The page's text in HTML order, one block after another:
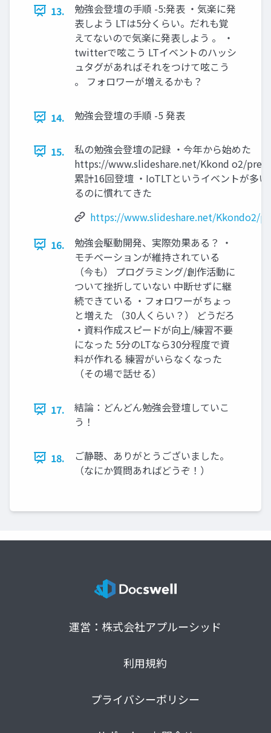
13.
勉強会登壇の手順 -5:発表 ・気楽に発
表しよう LTは5分くらい。だれも覚
えてないので気楽に発表しよう 。 ・
twitterで呟こう LTイベントのハッシ
ュタグがあればそれをつけて呟こう
。 フォロワーが増えるかも？
14. 勉強会登壇の手順 -5 発表
15.
私の勉強会登壇の記録 ・今年から始めた
https://www.slideshare.net/Kkond o2/
累計16回登壇 ・IoTLTというイベントが多
るのに慣れてきた
https://www.slideshare.net/Kkondo2/
16.
勉強会駆動開発、実際効果ある？ ・
モチベーションが維持されている
（今も） プログラミング/創作活動に
ついて挫折していない 中断せずに継
続できている ・フォロワーがちょっ
と増えた （30人くらい？） どうだろ
・資料作成スピードが向上/練習不要
になった 5分のLTなら30分程度で資
料が作れる 練習がいらなくなった
（その場で話せる）
17.
結論：どんどん勉強会登壇していこ
う！
18.
ご静聴、ありがとうございました。
（なにか質問あればどうぞ！）
運営：株式会社アプルーシッド
利用規約
プライバシーポリシー